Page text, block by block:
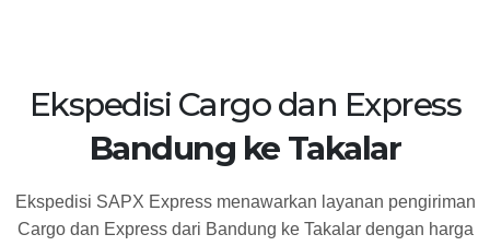
Ekspedisi Cargo dan Express
Bandung ke Takalar
Ekspedisi SAPX Express menawarkan layanan pengiriman
Cargo dan Express dari Bandung ke Takalar dengan harga